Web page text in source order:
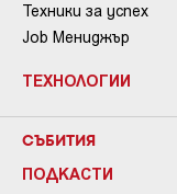
Техники за успех
Job Мениджър
ТЕХНОЛОГИИ
СЪБИТИЯ
ПОДКАСТИ